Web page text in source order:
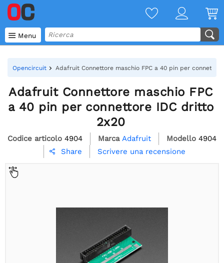
 Menu
Opencircuit Adafruit Connettore maschio FPC a 40 pin per
Adafruit Connettore maschio FPC
a 40 pin per connettore IDC dritto
2x20
Codice articolo 4904 Marca Adafruit Modello 4904
 Share Scrivere una recensione